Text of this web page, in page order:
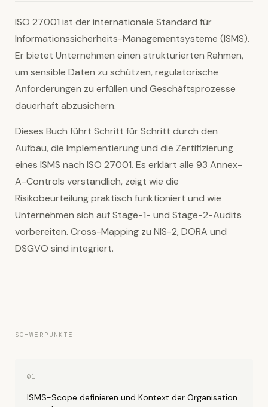
ISO 27001 ist der internationale Standard für
Informationssicherheits-Managementsysteme (ISMS).
Er bietet Unternehmen einen strukturierten Rahmen,
um sensible Daten zu schützen, regulatorische
Anforderungen zu erfüllen und Geschäftsprozesse
dauerhaft abzusichern.
Dieses Buch führt Schritt für Schritt durch den
Aufbau, die Implementierung und die Zertifizierung
eines ISMS nach ISO 27001. Es erklärt alle 93 Annex-
A-Controls verständlich, zeigt wie die
Risikobeurteilung praktisch funktioniert und wie
Unternehmen sich auf Stage-1- und Stage-2-Audits
vorbereiten. Cross-Mapping zu NIS-2, DORA und
DSGVO sind integriert.
SCHWERPUNKTE
01
ISMS-Scope definieren und Kontext der Organisation